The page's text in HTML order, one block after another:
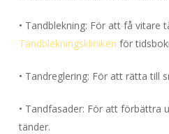
• Tandblekning: För att få vitare
Tandblekningskliniken för
• Tandreglering: För att rätta till
• Tandfasader: För att förbättra
tänder.